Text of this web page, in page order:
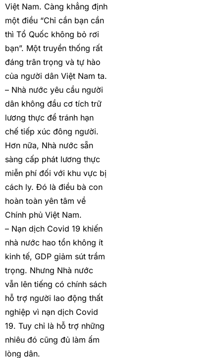
Việt Nam. Càng khẳng định
một điều “Chỉ cần bạn cần
thì Tổ Quốc không bỏ rơi
bạn”. Một truyền thống rất
đáng trân trọng và tự hào
của người dân Việt Nam ta.
– Nhà nước yêu cầu người
dân không đầu cơ tích trữ
lương thực để tránh hạn
chế tiếp xúc đông người.
Hơn nữa, Nhà nước sẵn
sàng cấp phát lương thực
miễn phí đối với khu vực bị
cách ly. Đó là điều bà con
hoàn toàn yên tâm về
Chính phủ Việt Nam.
– Nạn dịch Covid 19 khiến
nhà nước hao tổn không ít
kinh tế, GDP giảm sút trầm
trọng. Nhưng Nhà nước
vẫn lên tiếng có chính sách
hỗ trợ người lao động thất
nghiệp vì nạn dịch Covid
19. Tuy chỉ là hỗ trợ những
nhiêu đó cũng đủ làm ấm
lòng dân.